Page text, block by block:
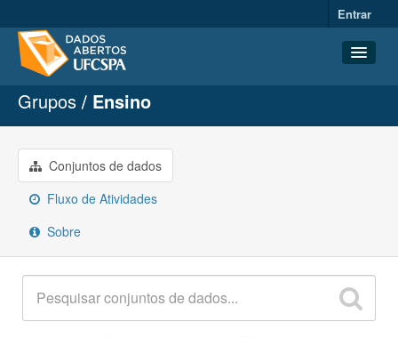
Entrar
Conjuntos de dados
Organizações
Grupos
Sobre
Grupos Ensino
Conjuntos de dados
Fluxo de Atividades
Sobre